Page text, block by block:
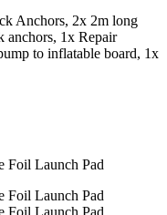
Anchors, 2x 2m long
anchors, 1x Repair
to inflatable board, 1x